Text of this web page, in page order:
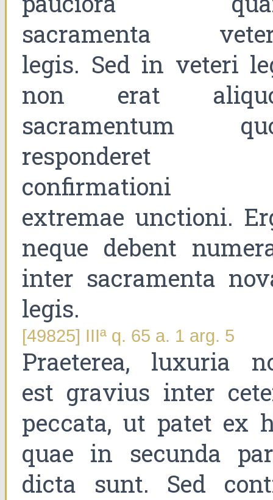
sacramenta
legis. Sed in veteri
non erat
sacramentum
responderet
confirmationi
extremae unctioni.
neque debent
inter sacramenta
legis.
[49825] IIIª q. 65 a. 1 arg. 5
Praeterea, luxuria
est gravius inter
peccata, ut patet ex
quae in secunda
dicta sunt. Sed